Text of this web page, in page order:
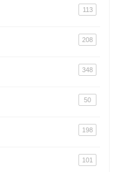
113
208
348
50
198
101